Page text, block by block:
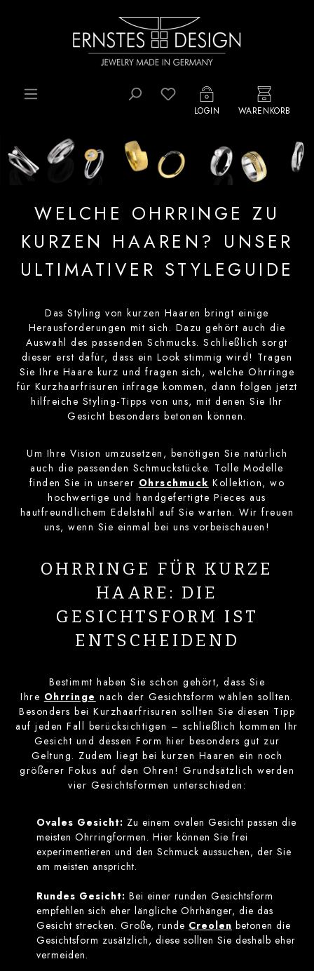
Zum Hauptinhalt springen
Du hast 0 Produkte auf
LOGIN WARENKORB
WELCHE OHRRINGE ZU
KURZEN HAAREN? UNSER
ULTIMATIVER STYLEGUIDE
Das Styling von kurzen Haaren bringt einige
Herausforderungen mit sich. Dazu gehört auch die
Auswahl des passenden Schmucks. Schließlich sorgt
dieser erst dafür, dass ein Look stimmig wird! Tragen
Sie Ihre Haare kurz und fragen sich, welche Ohrringe
für Kurzhaarfrisuren infrage kommen, dann folgen jetzt
hilfreiche Styling-Tipps von uns, mit denen Sie Ihr
Gesicht besonders betonen können.
Um Ihre Vision umzusetzen, benötigen Sie natürlich
auch die passenden Schmuckstücke. Tolle Modelle
finden Sie in unserer Ohrschmuck Kollektion, wo
hochwertige und handgefertigte Pieces aus
hautfreundlichem Edelstahl auf Sie warten. Wir freuen
uns, wenn Sie einmal bei uns vorbeischauen!
OHRRINGE FÜR KURZE
HAARE: DIE
GESICHTSFORM IST
ENTSCHEIDEND
Bestimmt haben Sie schon gehört, dass Sie
Ihre Ohrringe nach der Gesichtsform wählen sollten.
Besonders bei Kurzhaarfrisuren sollten Sie diesen Tipp
auf jeden Fall berücksichtigen – schließlich kommen Ihr
Gesicht und dessen Form hier besonders gut zur
Geltung. Zudem liegt bei kurzen Haaren ein noch
größerer Fokus auf den Ohren! Grundsätzlich werden
vier Gesichtsformen unterschieden:
Ovales Gesicht: Zu einem ovalen Gesicht passen die
meisten Ohrringformen. Hier können Sie frei
experimentieren und den Schmuck aussuchen, der Sie
am meisten anspricht.
Rundes Gesicht: Bei einer runden Gesichtsform
empfehlen sich eher längliche Ohrhänger, die das
Gesicht strecken. Große, runde Creolen betonen die
Gesichtsform zusätzlich, diese sollten Sie deshalb eher
vermeiden.